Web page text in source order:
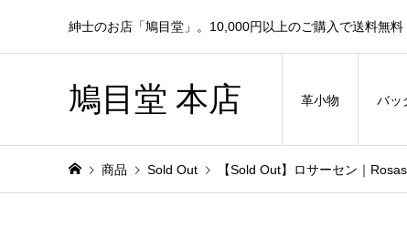
紳士のお店「鳩目堂」。10,000円以上のご購入で送料無料
鳩目堂 本店 革小物 バッ
商品 Sold Out 【Sold Out】ロサーセン｜